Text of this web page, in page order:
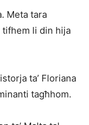
Meta tara
li din hija
ta’ Floriana
tagħhom.